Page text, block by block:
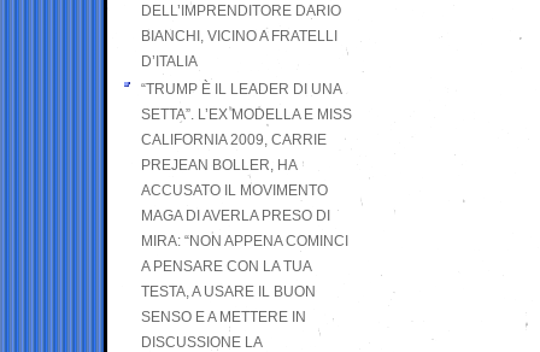
DELL’IMPRENDITORE DARIO
BIANCHI, VICINO A FRATELLI
D’ITALIA
“TRUMP È IL LEADER DI UNA
SETTA”. L’EX MODELLA E MISS
CALIFORNIA 2009, CARRIE
PREJEAN BOLLER, HA
ACCUSATO IL MOVIMENTO
MAGA DI AVERLA PRESO DI
MIRA: “NON APPENA COMINCI
A PENSARE CON LA TUA
TESTA, A USARE IL BUON
SENSO E A METTERE IN
DISCUSSIONE LA